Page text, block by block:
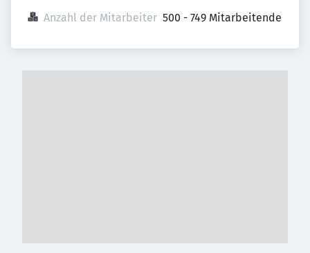
Anzahl der Mitarbeiter 500 - 749 Mitarbeitende